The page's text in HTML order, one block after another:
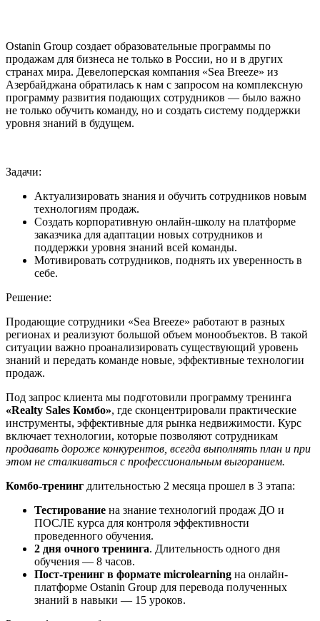
Ostanin Group создает образовательные программы по
продажам для бизнеса не только в России, но и в других
странах мира. Девелоперская компания «Sea Breeze» из
Азербайджана обратилась к нам с запросом на комплексную
программу развития подающих сотрудников — было важно
не только обучить команду, но и создать систему поддержки
уровня знаний в будущем.
Задачи:
Актуализировать знания и обучить сотрудников новым
технологиям продаж.
Создать корпоративную онлайн-школу на платформе
заказчика для адаптации новых сотрудников и
поддержки уровня знаний всей команды.
Мотивировать сотрудников, поднять их уверенность в
себе.
Решение:
Продающие сотрудники «Sea Breeze» работают в разных
регионах и реализуют большой объем монообъектов. В такой
ситуации важно проанализировать существующий уровень
знаний и передать команде новые, эффективные технологии
продаж.
Под запрос клиента мы подготовили программу тренинга
«Realty Sales Комбо», где сконцентрировали практические
инструменты, эффективные для рынка недвижимости. Курс
включает технологии, которые позволяют сотрудникам
продавать дороже конкурентов, всегда выполнять план и при
этом не сталкиваться с профессиональным выгоранием.
Комбо-тренинг длительностью 2 месяца прошел в 3 этапа:
Тестирование на знание технологий продаж ДО и
ПОСЛЕ курса для контроля эффективности
проведенного обучения.
2 дня очного тренинга. Длительность одного дня
обучения — 8 часов.
Пост-тренинг в формате microlearning на онлайн-
платформе Ostanin Group для перевода полученных
знаний в навыки — 15 уроков.